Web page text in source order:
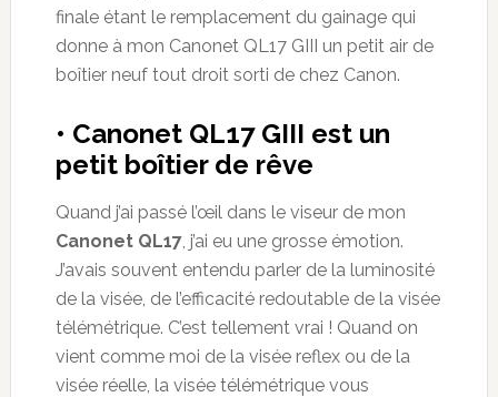
finale étant le remplacement du gainage qui
donne à mon Canonet QL17 GIII un petit air de
boîtier neuf tout droit sorti de chez Canon.
• Canonet QL17 GIII est un
petit boîtier de rêve
Quand j’ai passé l’œil dans le viseur de mon
Canonet QL17, j’ai eu une grosse émotion.
J’avais souvent entendu parler de la luminosité
de la visée, de l’efficacité redoutable de la visée
télémétrique. C’est tellement vrai ! Quand on
vient comme moi de la visée reflex ou de la
visée réelle, la visée télémétrique vous